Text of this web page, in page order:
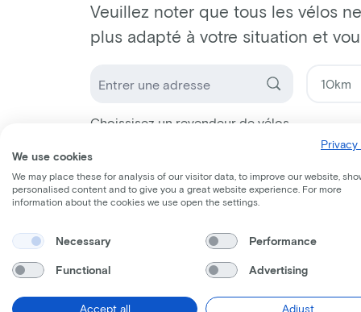
Veuillez noter que tous les vélos
plus adapté à votre situation et
Choissisez un revendeur de vélos
We use cookies
We may place these for analysis of our visitor data, to improve our website,
personalised content and to give you a great website experience. For more
information about the cookies we use open the settings.
Necessary Performance
Functional Advertising
Accept all Adjust